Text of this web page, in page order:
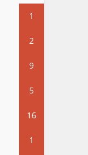
1
2
9
5
16
1